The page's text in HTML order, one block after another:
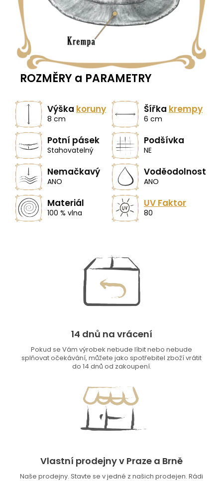
ROZMĚRY a PARAMETRY
Výška koruny
8 cm
Šířka krempy
6 cm
Potní pásek
Stahovatelný
Podšívka
NE
Nemačkavý
ANO
Voděodolnost
ANO
Materiál
100 % vlna
UV Faktor
80
14 dnů na vrácení
Pokud se Vám výrobek nebude líbit nebo nebude
splňovat očekávání, můžete jako spotřebitel zboží vrátit
do 14 dnů od zakoupení.
Vlastní prodejny v Praze a Brně
Naše prodejny. Stavte se v jedné z našich prodejen. Rádi